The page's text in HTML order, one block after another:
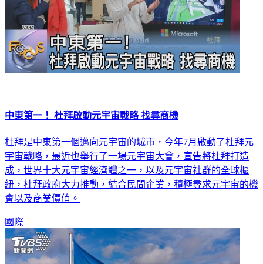
中東第一！ 杜拜啟動元宇宙戰略 找尋商機
杜拜是中東第一個邁向元宇宙的城市，今年7月啟動了杜拜元
宇宙戰略，最近也舉行了一場元宇宙大會，宣告將杜拜打造
成，世界十大元宇宙經濟體之一，以及元宇宙社群的全球樞
紐，杜拜政府大力推動，結合民間企業，積極尋求元宇宙的機
會以及商業價值。
國際